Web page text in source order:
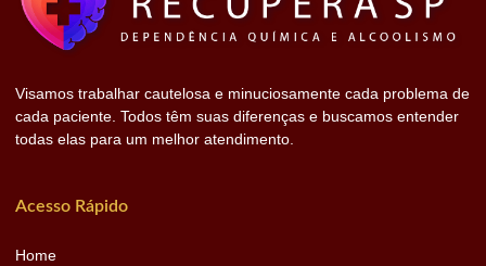
Visamos trabalhar cautelosa e minuciosamente cada problema de
cada paciente. Todos têm suas diferenças e buscamos entender
todas elas para um melhor atendimento.
Acesso Rápido
Home